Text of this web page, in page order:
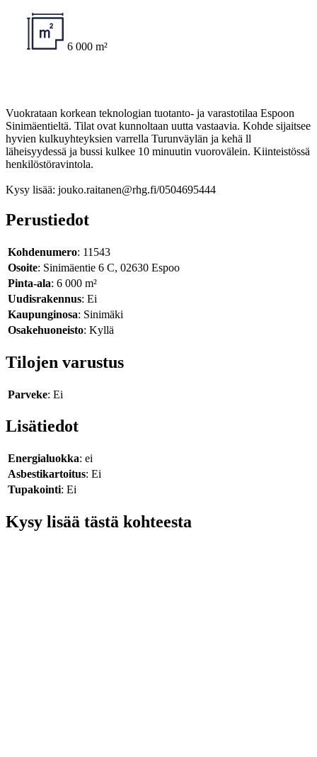
6 000 m²
Vuokrataan korkean teknologian tuotanto- ja varastotilaa Espoon
Sinimäentieltä. Tilat ovat kunnoltaan uutta vastaavia. Kohde sijaitsee
hyvien kulkuyhteyksien varrella Turunväylän ja kehä ll
läheisyydessä ja bussi kulkee 10 minuutin vuorovälein. Kiinteistössä
henkilöstöravintola.
Kysy lisää: jouko.raitanen@rhg.fi/0504695444
Perustiedot
Kohdenumero: 11543
Osoite: Sinimäentie 6 C, 02630 Espoo
Pinta-ala: 6 000 m²
Uudisrakennus: Ei
Kaupunginosa: Sinimäki
Osakehuoneisto: Kyllä
Tilojen varustus
Parveke: Ei
Lisätiedot
Energialuokka: ei
Asbestikartoitus: Ei
Tupakointi: Ei
Kysy lisää tästä kohteesta